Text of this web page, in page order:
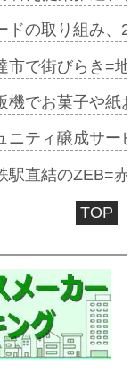
ドの取り組み
市で街びらき=
機でお菓子や
ニティ醸成サ
駅直結のZEB=
TOP